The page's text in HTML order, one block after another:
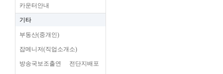
카운터안내
기타
부동산(중개인)
잡메니저(직업소개소)
방송국보조출연 전단지배포